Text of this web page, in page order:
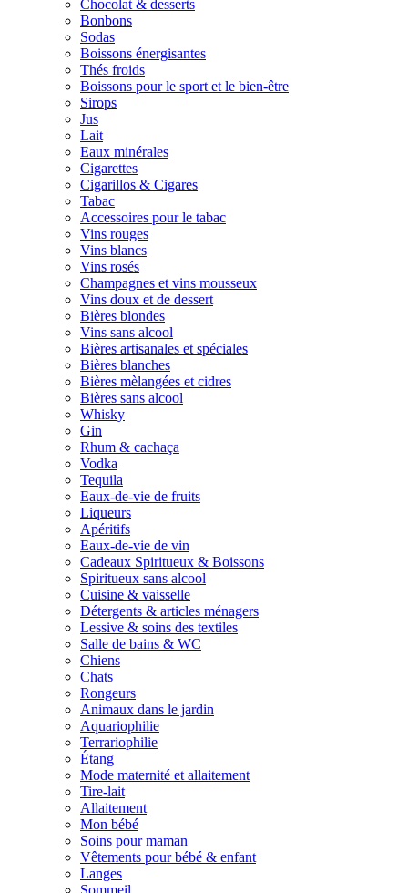
Chocolat & desserts
Bonbons
Sodas
Boissons énergisantes
Thés froids
Boissons pour le sport et le bien-être
Sirops
Jus
Lait
Eaux minérales
Cigarettes
Cigarillos & Cigares
Tabac
Accessoires pour le tabac
Vins rouges
Vins blancs
Vins rosés
Champagnes et vins mousseux
Vins doux et de dessert
Bières blondes
Vins sans alcool
Bières artisanales et spéciales
Bières blanches
Bières mèlangées et cidres
Bières sans alcool
Whisky
Gin
Rhum & cachaça
Vodka
Tequila
Eaux-de-vie de fruits
Liqueurs
Apéritifs
Eaux-de-vie de vin
Cadeaux Spiritueux & Boissons
Spiritueux sans alcool
Cuisine & vaisselle
Détergents & articles ménagers
Lessive & soins des textiles
Salle de bains & WC
Chiens
Chats
Rongeurs
Animaux dans le jardin
Aquariophilie
Terrariophilie
Étang
Mode maternité et allaitement
Tire-lait
Allaitement
Mon bébé
Soins pour maman
Vêtements pour bébé & enfant
Langes
Sommeil